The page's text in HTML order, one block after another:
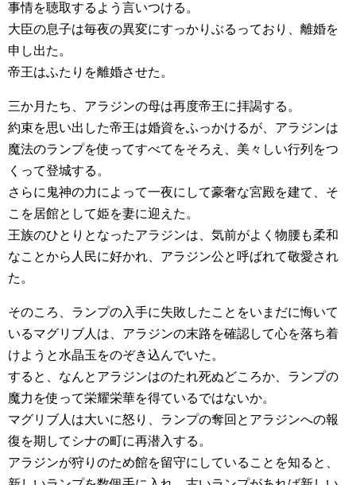
事情を聴取するよう言いつける。
大臣の息子は毎夜の異変にすっかりぶるっており、離婚を
申し出た。
帝王はふたりを離婚させた。
三か月たち、アラジンの母は再度帝王に拝謁する。
約束を思い出した帝王は婚資をふっかけるが、アラジンは
魔法のランプを使ってすべてをそろえ、美々しい行列をつ
くって登城する。
さらに鬼神の力によって一夜にして豪奢な宮殿を建て、そ
こを居館として姫を妻に迎えた。
王族のひとりとなったアラジンは、気前がよく物腰も柔和
なことから人民に好かれ、アラジン公と呼ばれて敬愛され
た。
そのころ、ランプの入手に失敗したことをいまだに悔いて
いるマグリブ人は、アラジンの末路を確認して心を落ち着
けようと水晶玉をのぞき込んでいた。
すると、なんとアラジンはのたれ死ぬどころか、ランプの
魔力を使って栄耀栄華を得ているではないか。
マグリブ人は大いに怒り、ランプの奪回とアラジンへの報
復を期してシナの町に再潜入する。
アラジンが狩りのため館を留守にしていることを知ると、